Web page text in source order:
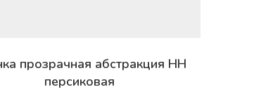
прозрачная абстракция НН
персиковая